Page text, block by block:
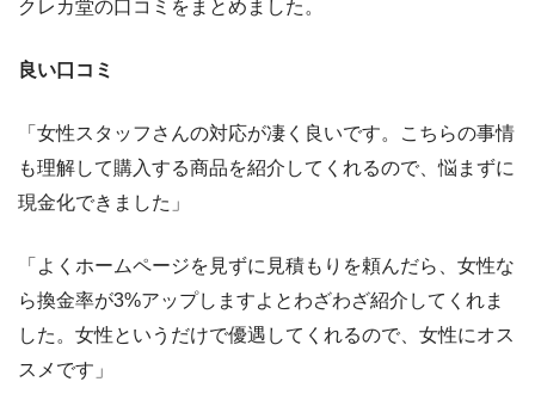
クレカ堂の口コミをまとめました。
良い口コミ
「女性スタッフさんの対応が凄く良いです。こちらの事情
も理解して購入する商品を紹介してくれるので、悩まずに
現金化できました」
「よくホームページを見ずに見積もりを頼んだら、女性な
ら換金率が3%アップしますよとわざわざ紹介してくれま
した。女性というだけで優遇してくれるので、女性にオス
スメです」